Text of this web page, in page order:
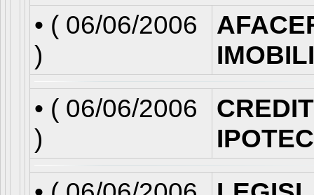
• ( 06/06/2006
)
• ( 06/06/2006
)